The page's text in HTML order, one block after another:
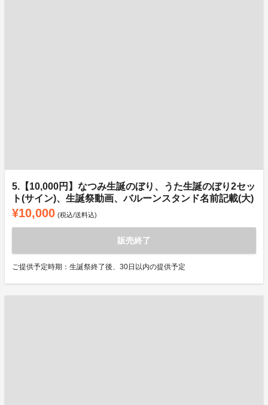
5.【10,000円】なつみ生誕のぼり、うた生誕のぼり2セッ
ト(サイン)、生誕祭動画、バルーンスタンド名前記載(大)
¥10,000 (税込/送料込)
販売終了
ご提供予定時期：生誕祭終了後、30日以内の提供予定